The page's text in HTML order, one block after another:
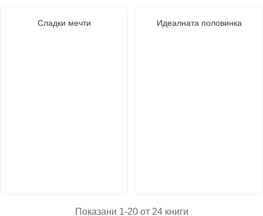
Сладки мечти Идеалната половинка
Показани 1-20 от 24 книги